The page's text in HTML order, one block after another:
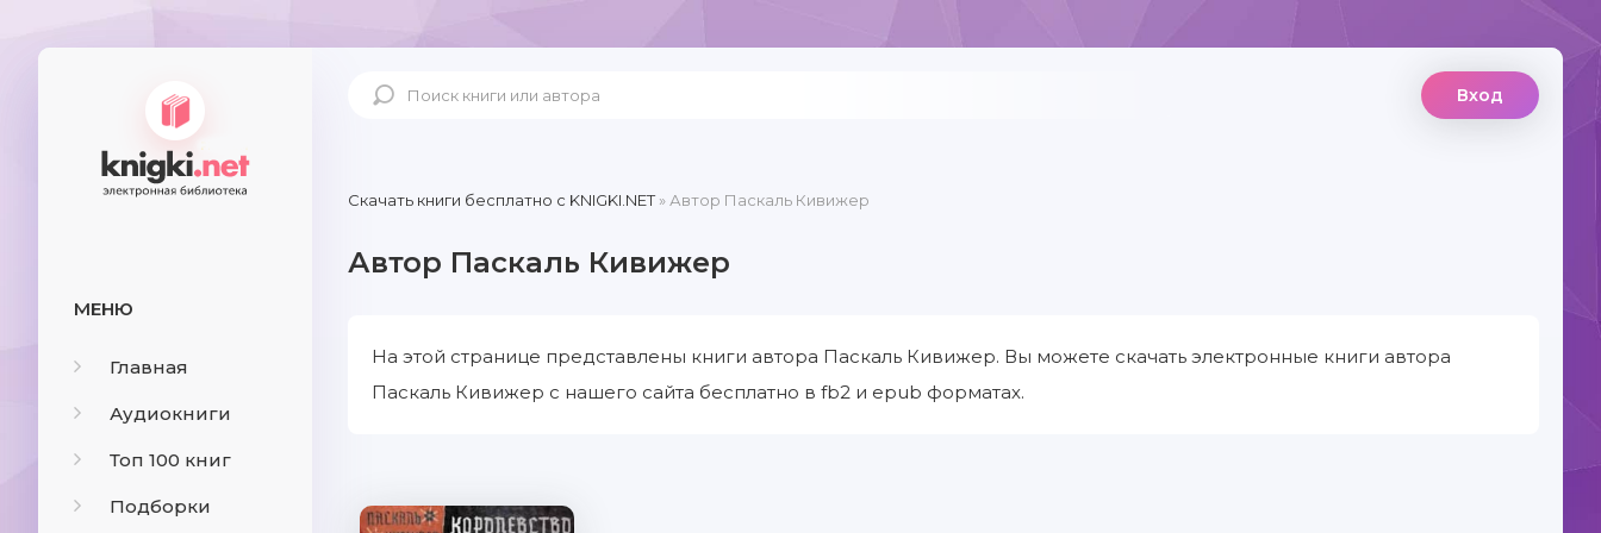
МЕНЮ
Главная
Аудиокниги
Топ 100 книг
Подборки
Вход
Скачать книги бесплатно c KNIGKI.NET» Автор Паскаль Кивижер
Автор Паскаль Кивижер
На этой странице представлены книги автора Паскаль Кивижер. Вы можете скачать электронные книги автора
Паскаль Кивижер с нашего сайта бесплатно в fb2 и epub форматах.